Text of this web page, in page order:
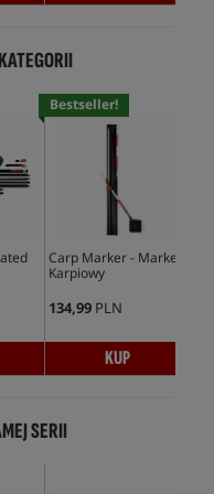
Bestseller!
Carp Marker - Marker
Karpiowy
134,99 PLN
KUP
SERII